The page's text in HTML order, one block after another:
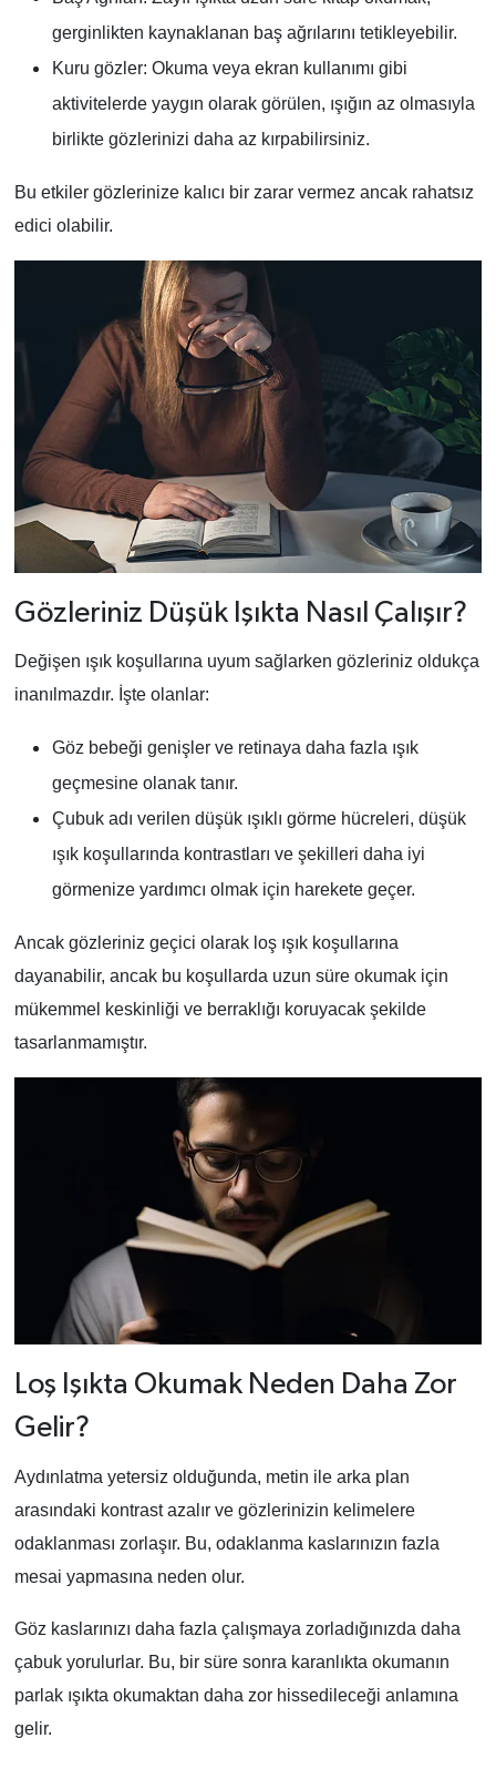
gerginlikten kaynaklanan baş ağrılarını tetikleyebilir.
Kuru gözler: Okuma veya ekran kullanımı gibi
aktivitelerde yaygın olarak görülen, ışığın az olmasıyla
birlikte gözlerinizi daha az kırpabilirsiniz.
Bu etkiler gözlerinize kalıcı bir zarar vermez ancak rahatsız
edici olabilir.
Gözleriniz Düşük Işıkta Nasıl Çalışır?
Değişen ışık koşullarına uyum sağlarken gözleriniz oldukça
inanılmazdır. İşte olanlar:
Göz bebeği genişler ve retinaya daha fazla ışık
geçmesine olanak tanır.
Çubuk adı verilen düşük ışıklı görme hücreleri, düşük
ışık koşullarında kontrastları ve şekilleri daha iyi
görmenize yardımcı olmak için harekete geçer.
Ancak gözleriniz geçici olarak loş ışık koşullarına
dayanabilir, ancak bu koşullarda uzun süre okumak için
mükemmel keskinliği ve berraklığı koruyacak şekilde
tasarlanmamıştır.
Loş Işıkta Okumak Neden Daha Zor
Gelir?
Aydınlatma yetersiz olduğunda, metin ile arka plan
arasındaki kontrast azalır ve gözlerinizin kelimelere
odaklanması zorlaşır. Bu, odaklanma kaslarınızın fazla
mesai yapmasına neden olur.
Göz kaslarınızı daha fazla çalışmaya zorladığınızda daha
çabuk yorulurlar. Bu, bir süre sonra karanlıkta okumanın
parlak ışıkta okumaktan daha zor hissedileceği anlamına
gelir.